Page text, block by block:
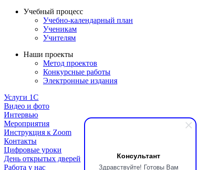
Консультант
Здравствуйте! Готовы Вам
Учебный процесс
Учебно-календарный план
Ученикам
Учителям
Наши проекты
Метод проектов
Конкурсные работы
Электронные издания
Услуги 1C
Видео и фото
Интервью
Мероприятия
Инструкция к Zoom
Контакты
Цифровые уроки
День открытых дверей
Работа у нас